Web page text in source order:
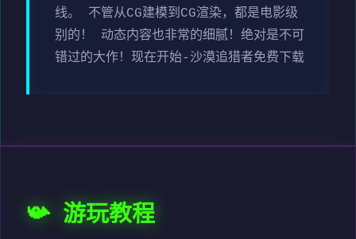
线。 不管从CG建模到CG渲染，都是电影级
别的！ 动态内容也非常的细腻！绝对是不可
错过的大作！现在开始-沙漠追猎者免费下载
📯 游玩教程